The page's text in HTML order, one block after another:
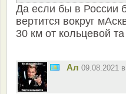
Да если бы в России
вертится вокруг
30 км от кольцевой
Ал 09.08.2021